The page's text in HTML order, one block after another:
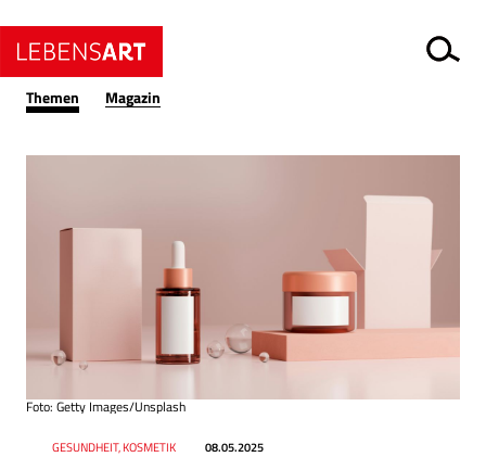
Themen Magazin
Datum 08.05.2025
RessortGESUNDHEIT, KOSMETIK
Foto: Getty Images/Unsplash